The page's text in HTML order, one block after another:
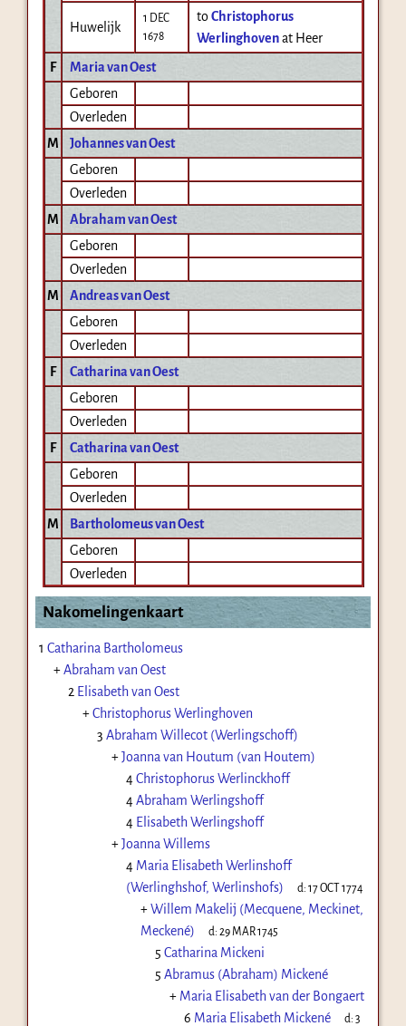
Huwelijk
1 DEC
1678
toChristophorus
Werlinghoven at Heer
F
Maria van Oest
Geboren
Overleden
M
Johannes van Oest
Geboren
Overleden
M
Abraham van Oest
Geboren
Overleden
M
Andreas van Oest
Geboren
Overleden
F
Catharina van Oest
Geboren
Overleden
F
Catharina van Oest
Geboren
Overleden
M
Bartholomeus van Oest
Geboren
Overleden
Nakomelingenkaart
1 Catharina Bartholomeus
+Abraham van Oest
2 Elisabeth van Oest
+Christophorus Werlinghoven
3 Abraham Willecot (Werlingschoff)
+Joanna van Houtum (van Houtem)
4Christophorus Werlinckhoff
4Abraham Werlingshoff
4 Elisabeth Werlingshoff
+Joanna Willems
4 Maria Elisabeth Werlinshoff
(Werlinghshof, Werlinshofs)
d:17 OCT 1774
+Willem Makelij (Mecquene, Meckinet,
Meckené)
d:29 MAR 1745
5 Catharina Mickeni
5 Abramus (Abraham) Mickené
+ Maria Elisabeth van der Bongaert
6 Maria Elisabeth Mickené d:3